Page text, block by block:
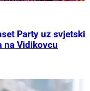
Party uz svjetski
na Vidikovcu